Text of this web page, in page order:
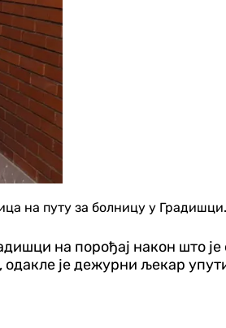
на путу за болницу у Градишци.
на порођај након што
је дежурни љекар